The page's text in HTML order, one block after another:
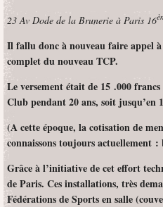
23 Av Dode de la Brunerie à Paris 16
Il fallu donc à nouveau faire appel
complet du nouveau TCP.
Le versement était de 15 .000
Club pendant 20 ans, soit jusqu’en
(A cette époque, la cotisation de
connaissons toujours actuellement :
Grâce à l’initiative de cet effort
de Paris. Ces installations, très
Fédérations de Sports en salle